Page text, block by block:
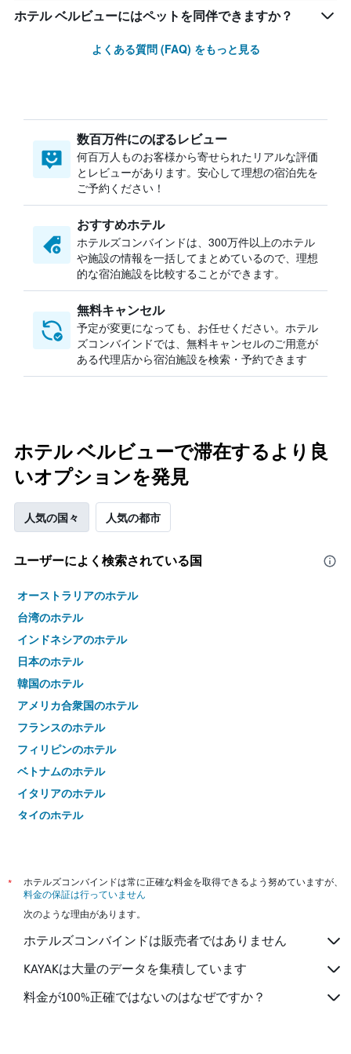
ホテル ベルビューにはペットを同伴できますか？
よくある質問 (FAQ) をもっと見る
数百万件にのぼるレビュー
何百万人ものお客様から寄せられたリアルな評価
とレビューがあります。安心して理想の宿泊先を
ご予約ください！
おすすめホテル
ホテルズコンバインドは、300万件以上のホテル
や施設の情報を一括してまとめているので、理想
的な宿泊施設を比較することができます。
無料キャンセル
予定が変更になっても、お任せください。ホテル
ズコンバインドでは、無料キャンセルのご用意が
ある代理店から宿泊施設を検索・予約できます
ホテル ベルビューで滞在するより良
いオプションを発見
人気の国々 人気の都市
ユーザーによく検索されている国
オーストラリアのホテル
台湾のホテル
インドネシアのホテル
日本のホテル
韓国のホテル
アメリカ合衆国のホテル
フランスのホテル
フィリピンのホテル
ベトナムのホテル
イタリアのホテル
タイのホテル
*
ホテルズコンバインドは常に正確な料金を取得できるよう努めていますが、
料金の保証は行っていません
次のような理由があります。
ホテルズコンバインドは販売者ではありません
KAYAKは大量のデータを集積しています
料金が100%正確ではないのはなぜですか？